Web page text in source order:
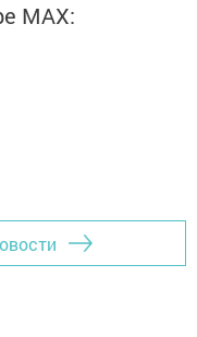
MАХ: